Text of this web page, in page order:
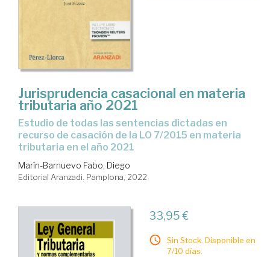
Jurisprudencia casacional en materia
tributaria año 2021
estudio de todas las sentencias dictadas en
recurso de casación de la LO 7/2015 en materia
tributaria en el año 2021
Marín-Barnuevo Fabo, Diego
Editorial Aranzadi. Pamplona, 2022
33,95 €
Sin Stock. Disponible en
7/10 días.